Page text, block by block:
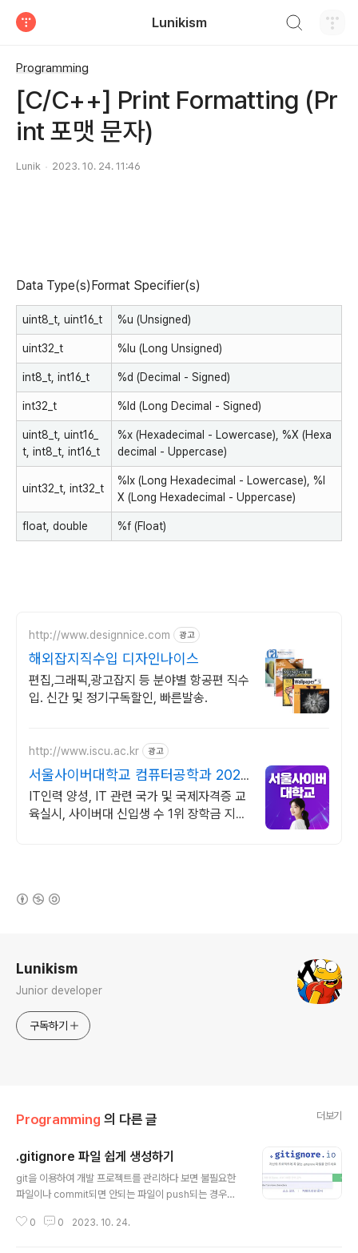
Lunikism
Programming
[C/C++] Print Formatting (Pr
int 포맷 문자)
Lunik 2023. 10. 24. 11:46
Data Type(s)Format Specifier(s)
uint8_t uint16_t %u (Unsigned)
uint32_t %lu (Long Unsigned)
int8_t int16_t %d (Decimal - Signed)
int32_t %ld (Long Decimal - Signed)
uint8_t uint16_
t int8_t int16_t
%x (Hexadecimal - Lowercase), %X (Hexa
decimal - Uppercase)
uint32_t int32_t
%lx (Long Hexadecimal - Lowercase), %l
X (Long Hexadecimal - Uppercase)
float double %f (Float)
http://www.designnice.com 광고
해외잡지직수입 디자인나이스
편집,그래픽,광고잡지 등 분야별 항공편 직수
입. 신간 및 정기구독할인, 빠른발송.
http://www.iscu.ac.kr 광고
서울사이버대학교 컴퓨터공학과 2026
가을학기 신편입생
IT인력 양성, IT 관련 국가 및 국제자격증 교
육실시, 사이버대 신입생 수 1위 장학금 지급
Lunikism
Junior developer
구독하기
Programming 의 다른 글 더보기
.gitignore 파일 쉽게 생성하기
git을 이용하여 개발 프로젝트를 관리하다 보면 불필요한
파일이나 commit되면 안되는 파일이 push되는 경우가
에 .(dot)으로 시작) 파일을 루트 디렉토리에 생성하면 된
0 0 2023. 10. 24.